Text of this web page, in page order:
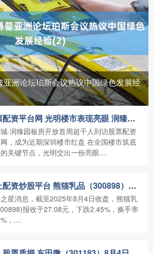
亚洲论坛珀斯会议热议中国绿色发展经
股票配资平台网 光明楼市表现亮眼 润臻园开盘去化超八成
·润臻园板房开放首周超千人到访股票配资
，成为近期深圳楼市红盘 在全国楼市筑底
关键节点，光明交出一份亮眼....
线上配资炒股平台 熊猫乳品（300898）8月4日主力资金净卖出1582.13万元
星消息，截至2025年8月4日收盘，熊猫乳
报收于27.08元，下跌2.45%，换手率
，....